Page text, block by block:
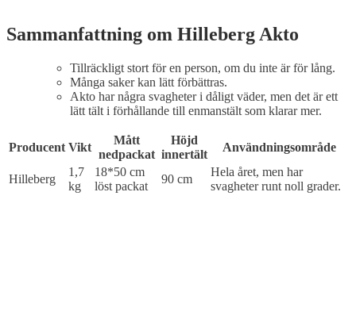
Sammanfattning om Hilleberg Akto
Tillräckligt stort för en person, om du inte är för lång.
Många saker kan lätt förbättras.
Akto har några svagheter i dåligt väder, men det är ett
lätt tält i förhållande till enmanstält som klarar mer.
Producent Vikt
Mått
nedpackat
Höjd
innertält
Användningsområde
Hilleberg
1,7
kg
18*50 cm
löst packat
90 cm
Hela året, men har
svagheter runt noll grader.